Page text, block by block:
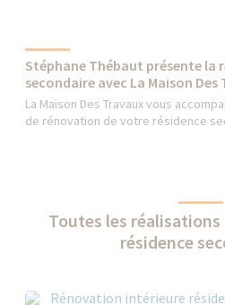
Stéphane Thébaut présente la
secondaire avec La Maison Des
La Maison Des Travaux vous
de rénovation de votre résidence
Toutes les
résidence